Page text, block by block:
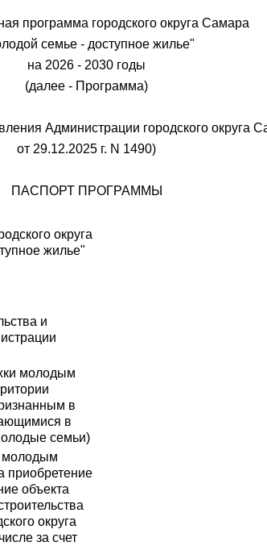
программа городского округа Самара
семье - доступное жилье"
на 2026 - 2030 годы
(далее - Программа)
Администрации городского округа
от 29.12.2025 г. N 1490)
ПАСПОРТ ПРОГРАММЫ
округа
жилье"
и
молодым
в
в
семьи)
молодым
приобретение
объекта
округа
за счет